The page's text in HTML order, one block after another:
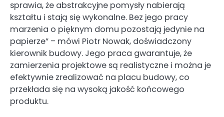
sprawia, że abstrakcyjne pomysły nabierają
kształtu i stają się wykonalne. Bez jego pracy
marzenia o pięknym domu pozostają jedynie na
papierze” – mówi Piotr Nowak, doświadczony
kierownik budowy. Jego praca gwarantuje, że
zamierzenia projektowe są realistyczne i można je
efektywnie zrealizować na placu budowy, co
przekłada się na wysoką jakość końcowego
produktu.